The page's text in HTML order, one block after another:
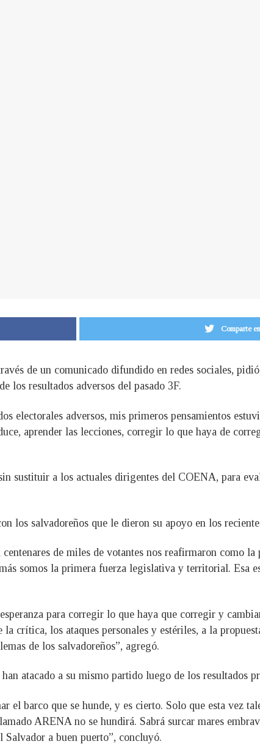
Comparte
de un comunicado difundido en redes sociales,
los resultados adversos del pasado 3F.
electorales adversos, mis primeros pensamientos
aprender las lecciones, corregir lo que haya de
sustituir a los actuales dirigentes del COENA, para
los salvadoreños que le dieron su apoyo en los
de miles de votantes nos reafirmaron como
somos la primera fuerza legislativa y territorial. Esa
para corregir lo que haya que corregir y
crítica, los ataques personales y estériles, a la
de los salvadoreños”, agregó.
atacado a su mismo partido luego de los resultados
el barco que se hunde, y es cierto. Solo que esta vez
ARENA no se hundirá. Sabrá surcar mares
a buen puerto”, concluyó.